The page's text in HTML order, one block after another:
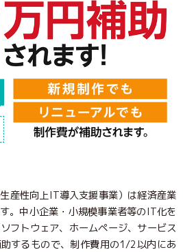
産性向上IT導入支援事業）は経済産業
。中小企業・小規模事業者等のIT化を
フトウェア、ホームページ、サービス
するもので、制作費用の1/2以内にあ